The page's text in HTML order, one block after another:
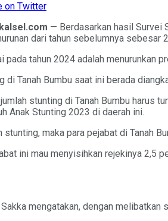
on Twitter
— Berdasarkan hasil Survei
dari tahun sebelumnya sebesar
pada tahun 2024 adalah menurunkan
di Tanah Bumbu saat ini berada
stunting di Tanah Bumbu harus
Anak Stunting 2023 di daerah ini.
stunting, maka para pejabat di Tanah
ini mau menyisihkan rejekinya 2,5
mengatakan, dengan